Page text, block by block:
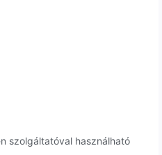
szolgáltatóval használható